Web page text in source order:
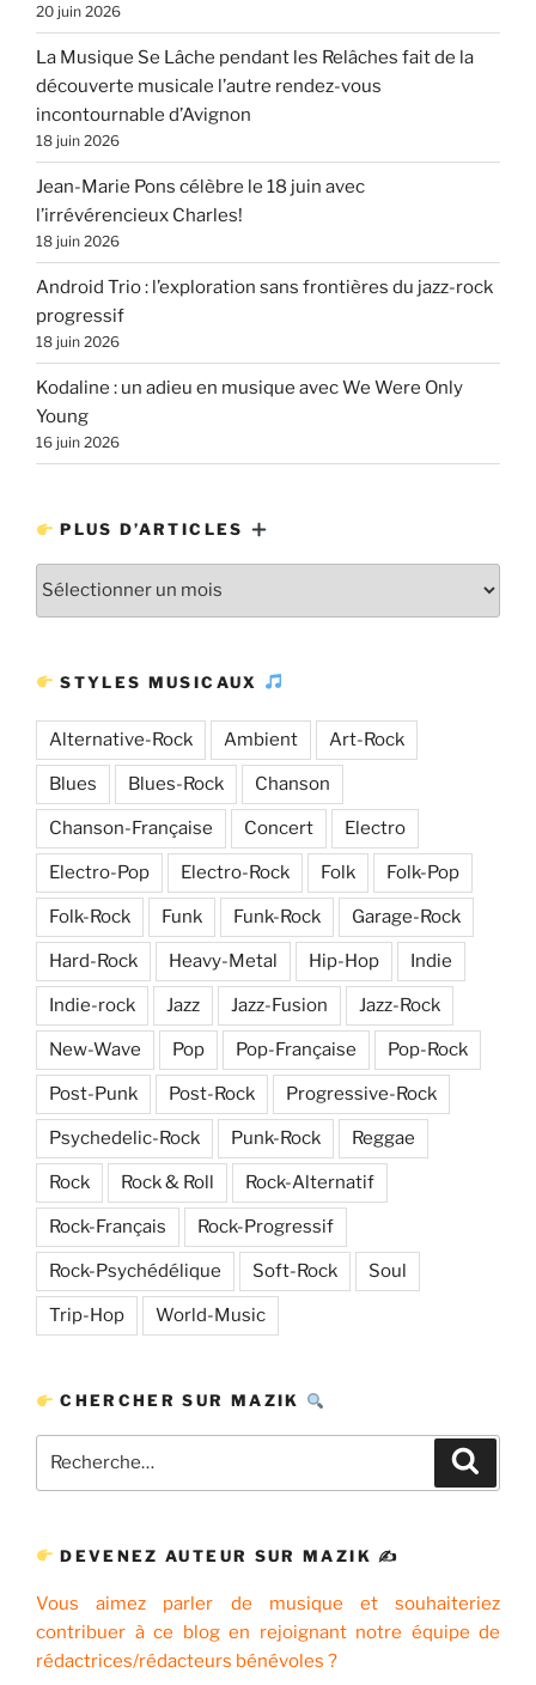
20 juin 2026
La Musique Se Lâche pendant les Relâches fait de la
découverte musicale l’autre rendez-vous
incontournable d’Avignon
18 juin 2026
Jean-Marie Pons célèbre le 18 juin avec
l’irrévérencieux Charles!
18 juin 2026
Android Trio : l’exploration sans frontières du jazz-rock
progressif
18 juin 2026
Kodaline : un adieu en musique avec We Were Only
Young
16 juin 2026
PLUS D’ARTICLES
STYLES MUSICAUX
Alternative-Rock Ambient Art-Rock
Blues Blues-Rock Chanson
Chanson-Française Concert Electro
Electro-Pop Electro-Rock Folk Folk-Pop
Folk-Rock Funk Funk-Rock Garage-Rock
Hard-Rock Heavy-Metal Hip-Hop Indie
Indie-rock Jazz Jazz-Fusion Jazz-Rock
New-Wave Pop Pop-Française Pop-Rock
Post-Punk Post-Rock Progressive-Rock
Psychedelic-Rock Punk-Rock Reggae
Rock Rock & Roll Rock-Alternatif
Rock-Français Rock-Progressif
Rock-Psychédélique Soft-Rock Soul
Trip-Hop World-Music
CHERCHER SUR MAZIK
pour
DEVENEZ AUTEUR SUR MAZIK ✍
Vous aimez parler de musique et souhaiteriez
contribuer à ce blog en rejoignant notre équipe de
rédactrices/rédacteurs bénévoles ?